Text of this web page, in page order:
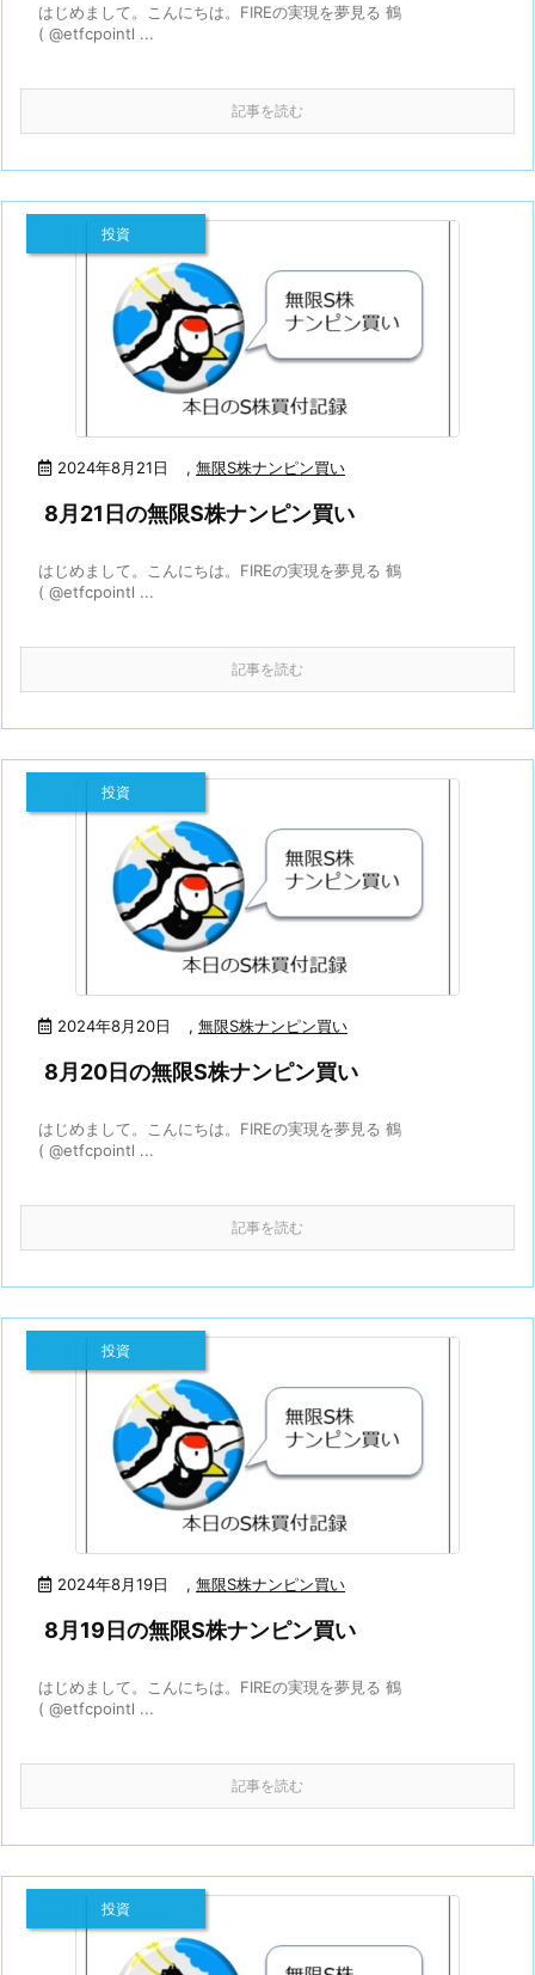
はじめまして。こんにちは。FIREの実現を夢見る 鶴
( @etfcpointl ...
記事を読む
2024年8月21日
投資
, 無限S株ナンピン買い
8月21日の無限S株ナンピン買い
はじめまして。こんにちは。FIREの実現を夢見る 鶴
( @etfcpointl ...
記事を読む
2024年8月20日
投資
, 無限S株ナンピン買い
8月20日の無限S株ナンピン買い
はじめまして。こんにちは。FIREの実現を夢見る 鶴
( @etfcpointl ...
記事を読む
2024年8月19日
投資
, 無限S株ナンピン買い
8月19日の無限S株ナンピン買い
はじめまして。こんにちは。FIREの実現を夢見る 鶴
( @etfcpointl ...
記事を読む
投資